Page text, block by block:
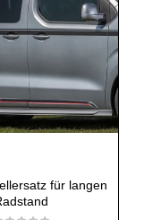
für langen